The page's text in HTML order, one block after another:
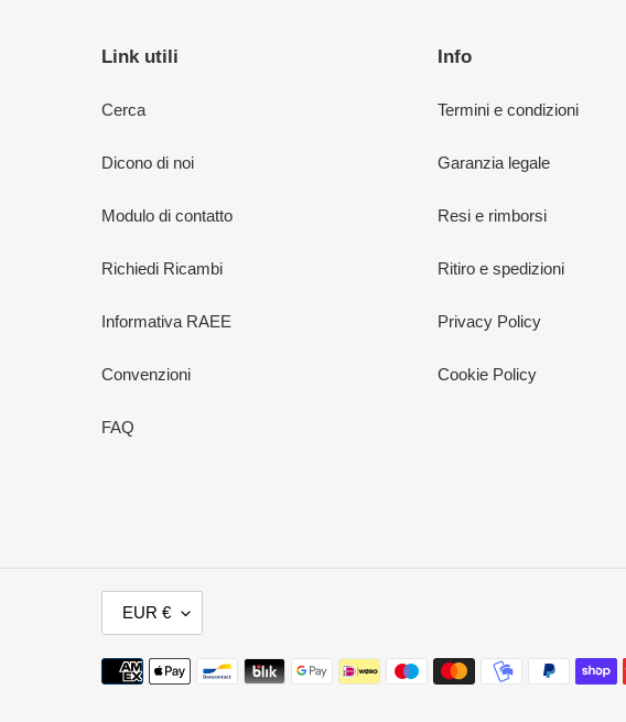
Link utili
Cerca
Dicono di noi
Modulo di contatto
Richiedi Ricambi
Informativa RAEE
Convenzioni
FAQ
Info
Termini e condizioni
Garanzia legale
Resi e rimborsi
Ritiro e spedizioni
Privacy Policy
Cookie Policy
A
L
U
EUR €
Metodi